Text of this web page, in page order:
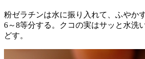
粉ゼラチンは水に振り入れて、ふやか
6～8等分する。クコの実はサッと水洗
どす。